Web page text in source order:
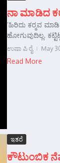
ನಾ ಮಾಡಿದ
‘ಹಿರಿದು ಕರ್‍ಮವ
ಹೋಗುವುದಿಲ್ಲ.
ಉಷಾ ಪಿ ರೈ May
Read More
ಇತರೆ
ಕೌಟುಂಬಿಕ